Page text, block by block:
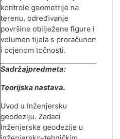
kontrole geometrije na
terenu, određivanje
površine obilježene figure i
volumen tijela s proračunom
i ocjenom točnosti.
Sadržajpredmeta:
Teorijska nastava.
Uvod u Inženjersku
geodeziju. Zadaci
Inženjerske geodezije u